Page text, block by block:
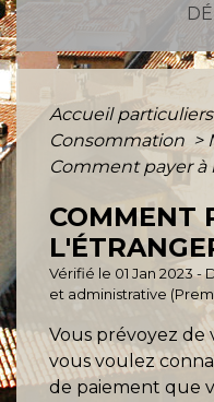
Accueil particuliers
Consommation >
Comment payer à
COMMENT
Vérifié le 01 Jan 2023
et administrative
Vous prévoyez de
vous voulez
de paiement que